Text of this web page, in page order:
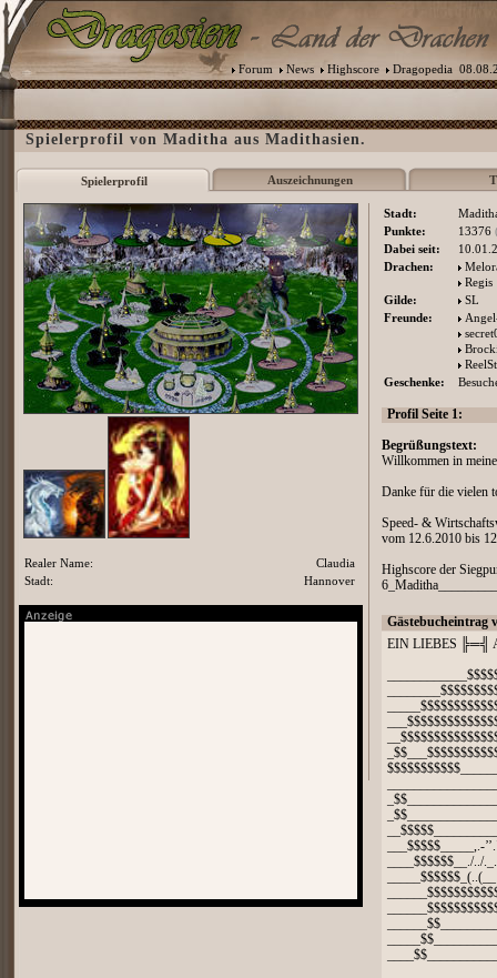
Forum News Highscore Dragopedia
Spielerprofil von Maditha aus Madithasien.
Spielerprofil Auszeichnungen
Stadt:
Punkte:
13376
Dabei seit:
Drachen:
Regis
Gilde:
SL
Freunde:
Geschenke:
Profil Seite 1:
Begrüßungstext:
Willkommen in
Danke für die vielen
Speed- &
vom 12.6.2010 bis
Highscore der
Gästebucheintrag
EIN LIEBES ╠═╣
___$$$$$_____,.-
____$$$$$$__./../
Realer Name:
Claudia
Stadt:
Hannover